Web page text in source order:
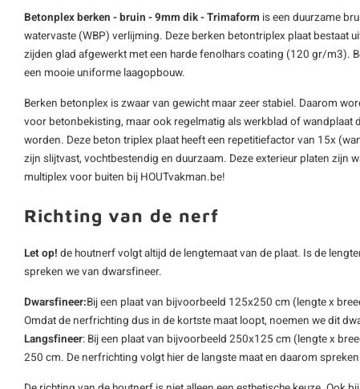
Betonplex berken - bruin - 9mm dik - Trimaform is een duurzame
watervaste (WBP) verlijming. Deze berken betontriplex plaat bestaat
zijden glad afgewerkt met een harde fenolhars coating (120 gr/m3).
een mooie uniforme laagopbouw.
Berken betonplex is zwaar van gewicht maar zeer stabiel. Daarom
voor betonbekisting, maar ook regelmatig als werkblad of wandplaat
worden. Deze beton triplex plaat heeft een repetitiefactor van 15x
zijn slijtvast, vochtbestendig en duurzaam. Deze exterieur platen zijn
multiplex voor buiten bij HOUTvakman.be!
Richting van de nerf
Let op! de houtnerf volgt altijd de lengtemaat van de plaat. Is de
spreken we van dwarsfineer.
Dwarsfineer:Bij een plaat van bijvoorbeeld 125x250 cm (lengte x
Omdat de nerfrichting dus in de kortste maat loopt, noemen we dit
Langsfineer: Bij een plaat van bijvoorbeeld 250x125 cm (lengte x
250 cm. De nerfrichting volgt hier de langste maat en daarom